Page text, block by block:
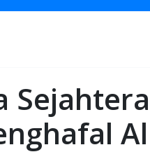
Sejahtera
Al